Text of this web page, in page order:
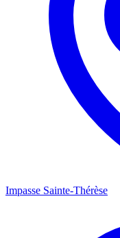
Impasse Sainte-Thérèse